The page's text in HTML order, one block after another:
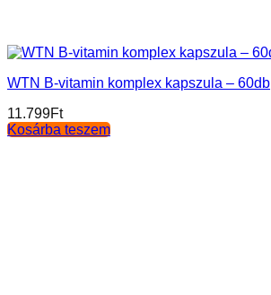
WTN B-vitamin komplex kapszula – 60db
11.799Ft
Kosárba teszem